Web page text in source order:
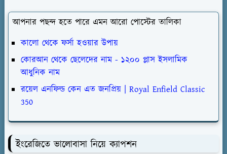
আপনার পছন্দ হতে পারে এমন আরো পোস্টের তালিকা
কালো থেকে ফর্সা হওয়ার উপায়
কোরআন থেকে ছেলেদের নাম - ১২০০ প্লাস ইসলামিক
আধুনিক নাম
রয়েল এনফিল্ড কেন এত জনপ্রিয় | Royal Enfield Classic
350
ইংরেজিতে ভালোবাসা নিয়ে ক্যাপশন